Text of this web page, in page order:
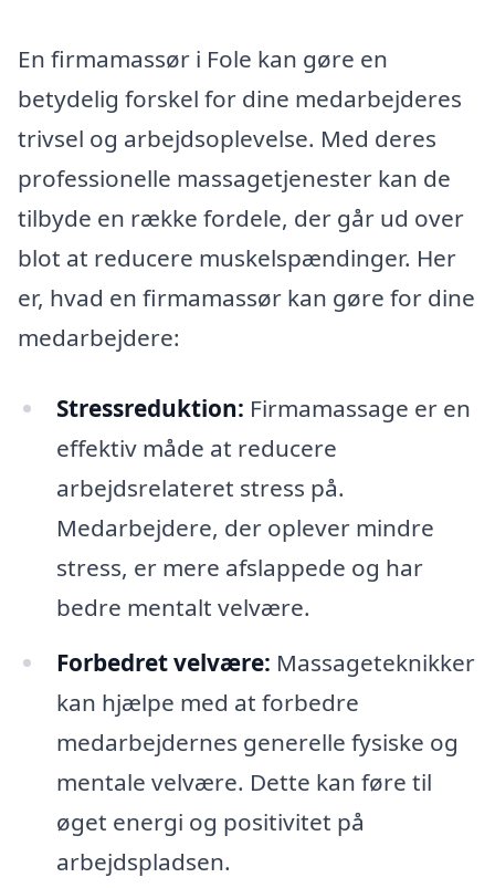
En firmamassør i Fole kan gøre en
betydelig forskel for dine medarbejderes
trivsel og arbejdsoplevelse. Med deres
professionelle massagetjenester kan de
tilbyde en række fordele, der går ud over
blot at reducere muskelspændinger. Her
er, hvad en firmamassør kan gøre for dine
medarbejdere:
Stressreduktion: Firmamassage er en
effektiv måde at reducere
arbejdsrelateret stress på.
Medarbejdere, der oplever mindre
stress, er mere afslappede og har
bedre mentalt velvære.
Forbedret velvære: Massageteknikker
kan hjælpe med at forbedre
medarbejdernes generelle fysiske og
mentale velvære. Dette kan føre til
øget energi og positivitet på
arbejdspladsen.